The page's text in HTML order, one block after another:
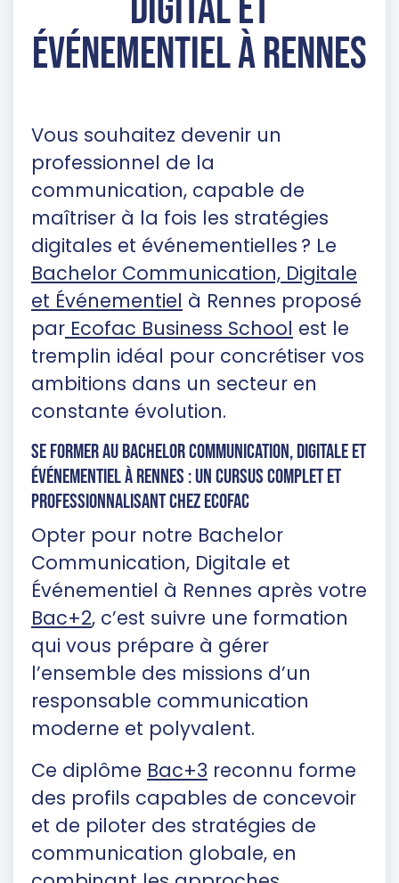
Événementiel à Rennes
Vous souhaitez devenir un
professionnel de la
communication, capable de
maîtriser à la fois les stratégies
digitales et événementielles ? Le
Bachelor Communication, Digitale
et Événementiel à Rennes proposé
par Ecofac Business School est le
tremplin idéal pour concrétiser vos
ambitions dans un secteur en
constante évolution.
Se former au Bachelor Communication, Digitale et
Événementiel à Rennes : un cursus complet et
professionnalisant chez Ecofac
Opter pour notre Bachelor
Communication, Digitale et
Événementiel à Rennes après votre
Bac+2, c’est suivre une formation
qui vous prépare à gérer
l’ensemble des missions d’un
responsable communication
moderne et polyvalent.
Ce diplôme Bac+3 reconnu forme
des profils capables de concevoir
et de piloter des stratégies de
communication globale, en